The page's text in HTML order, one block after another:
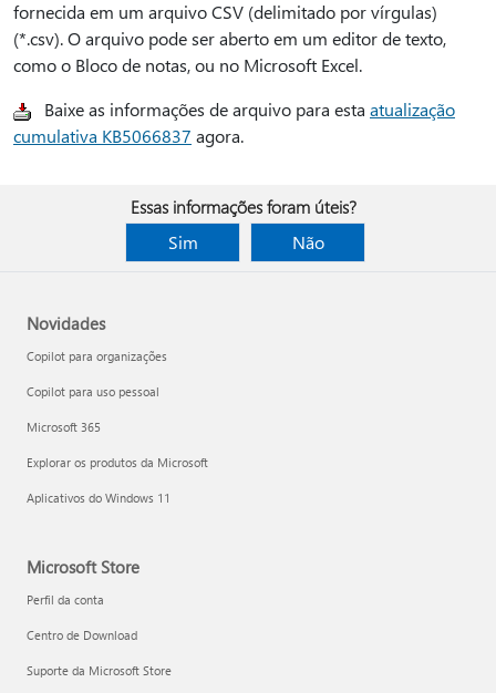
fornecida em um arquivo CSV (delimitado por vírgulas)
(*.csv). O arquivo pode ser aberto em um editor de texto,
como o Bloco de notas, ou no Microsoft Excel.
Baixe as informações de arquivo para esta atualização
cumulativa KB5066837 agora.
Essas informações foram úteis?
Sim
Não
Novidades
Copilot para organizações
Copilot para uso pessoal
Microsoft 365
Explorar os produtos da Microsoft
Aplicativos do Windows 11
Microsoft Store
Perfil da conta
Centro de Download
Suporte da Microsoft Store